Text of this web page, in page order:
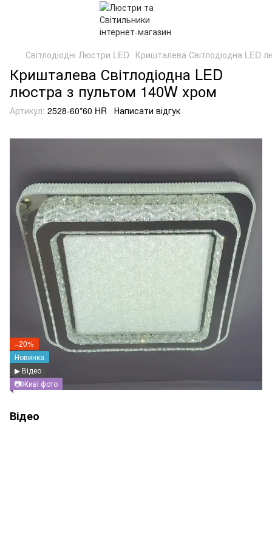
Світлодіодні Люстри LED Кришталева Світлодіодна LED
Кришталева Світлодіодна LED
люстра з пультом 140W хром
Артикул: 2528-60*60 HR Написати відгук
−20%
Новинка
▶ Відео
📷Живі фото
Відео